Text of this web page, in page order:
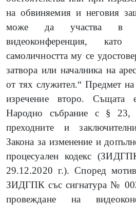
на обвиняемия и неговия
може да участва в
видеоконференция,
самоличността му се
затвора или началника на
от тях служител.“ Предмет
изречение второ. Същата
Народно събрание с §
преходните и
Закона за изменение и
процесуален кодекс
29.12.2020 г.). Според
ЗИДГПК със сигнатура №
провеждане на